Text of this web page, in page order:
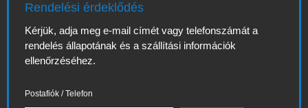
Rendelési érdeklődés
Kérjük, adja meg e-mail címét vagy telefonszámát a
rendelés állapotának és a szállítási információk
ellenőrzéséhez.
Postafiók / Telefon